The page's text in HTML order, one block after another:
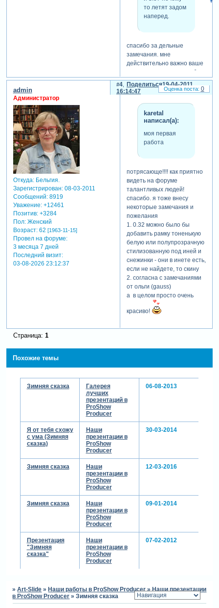
то летят задом
наперед.
спасибо за дельные
замечания. мне
действительно важно ваше
мнение и ваши советы. буду
дорабатывать.
Поделиться
4
19-04-2011
16:14:47
admin
Администратор
Откуда:Бельгия.
Зарегистрирован: 08-03-2011
Сообщений:8919
Уважение: +12461
Позитив: +3284
Пол:Женский
Возраст:62 [1963-11-15]
Провел на форуме:
3 месяца 7 дней
Последний визит:
03-08-2026 23:12:37
karetal
написал(а):
моя первая
работа
потрясающе!!!! как приятно
видеть на форуме
талантливых людей!
спасибо. я тоже внесу
некоторые замечания и
пожелания
1. 0.32 можно было бы
добавить рамку тоненькую
белую или полупрозрачную
стилизованную под иней и
снежинки - они в инете есть,
если не найдете, то скину
2. согласна с замечаниями
от ольги (gauss)
а в целом просто очень
красиво!
0
Страница: 1
Похожие темы
Зимняя сказка
Галерея
лучших
презентаций в
ProShow
Producer
06-08-2013
Я от тебя схожу
с ума (Зимняя
сказка)
Наши
презентации в
ProShow
Producer
30-03-2014
Зимняя сказка
Наши
презентации в
ProShow
Producer
12-03-2016
Зимняя сказка
Наши
презентации в
ProShow
Producer
09-01-2014
Презентация
"Зимняя
сказка"
Наши
презентации в
ProShow
Producer
07-02-2012
»Art-Slide »Наши работы в ProShow Producer »Наши презентации
в ProShow Producer »Зимняя сказка